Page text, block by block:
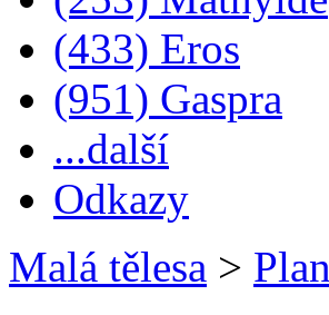
(433) Eros
(951) Gaspra
...další
Odkazy
Malá tělesa >